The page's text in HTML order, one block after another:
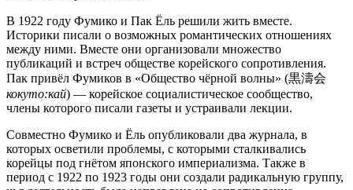
В 1922 году Фумико и Пак Ёль решили жить вместе.
Историки писали о возможных романтических отношениях
между ними. Вместе они организовали множество
публикаций и встреч обществе корейского сопротивления.
Пак привёл Фумиков в «Общество чёрной волны» (黒濤会
кокуто:кай) — корейское социалистическое сообщество,
члены которого писали газеты и устраивали лекции.
Совместно Фумико и Ёль опубликовали два журнала, в
которых осветили проблемы, с которыми сталкивались
корейцы под гнётом японского империализма. Также в
период с 1922 по 1923 годы они создали радикальную группу,